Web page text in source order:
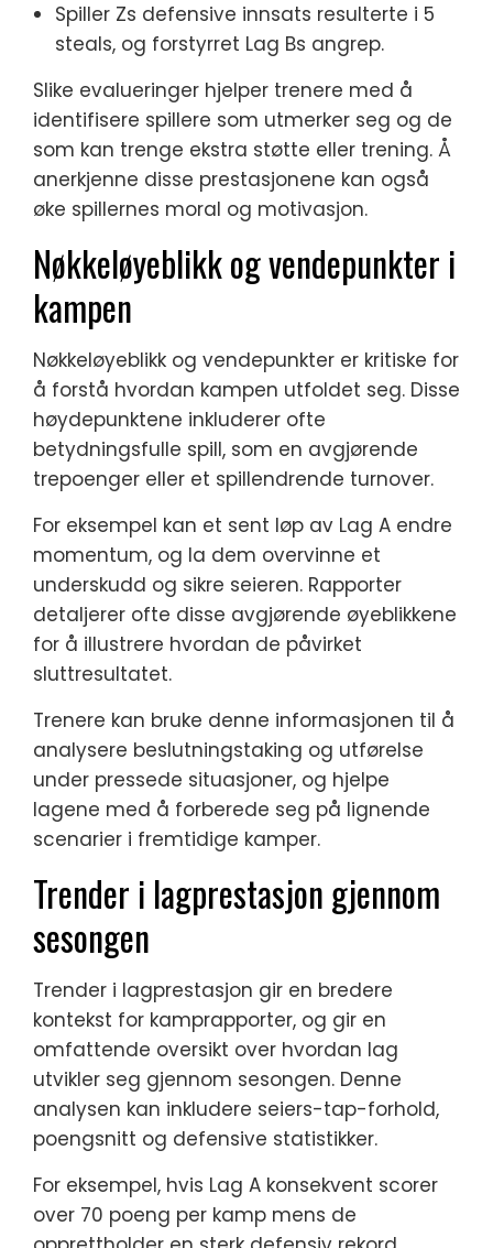
Spiller Zs defensive innsats resulterte i 5
steals, og forstyrret Lag Bs angrep.
Slike evalueringer hjelper trenere med å
identifisere spillere som utmerker seg og de
som kan trenge ekstra støtte eller trening. Å
anerkjenne disse prestasjonene kan også
øke spillernes moral og motivasjon.
Nøkkeløyeblikk og vendepunkter i
kampen
Nøkkeløyeblikk og vendepunkter er kritiske for
å forstå hvordan kampen utfoldet seg. Disse
høydepunktene inkluderer ofte
betydningsfulle spill, som en avgjørende
trepoenger eller et spillendrende turnover.
For eksempel kan et sent løp av Lag A endre
momentum, og la dem overvinne et
underskudd og sikre seieren. Rapporter
detaljerer ofte disse avgjørende øyeblikkene
for å illustrere hvordan de påvirket
sluttresultatet.
Trenere kan bruke denne informasjonen til å
analysere beslutningstaking og utførelse
under pressede situasjoner, og hjelpe
lagene med å forberede seg på lignende
scenarier i fremtidige kamper.
Trender i lagprestasjon gjennom
sesongen
Trender i lagprestasjon gir en bredere
kontekst for kamprapporter, og gir en
omfattende oversikt over hvordan lag
utvikler seg gjennom sesongen. Denne
analysen kan inkludere seiers-tap-forhold,
poengsnitt og defensive statistikker.
For eksempel, hvis Lag A konsekvent scorer
over 70 poeng per kamp mens de